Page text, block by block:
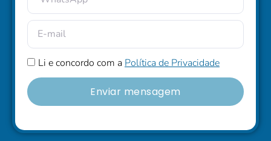
Li e concordo com a Política de Privacidade
Enviar mensagem